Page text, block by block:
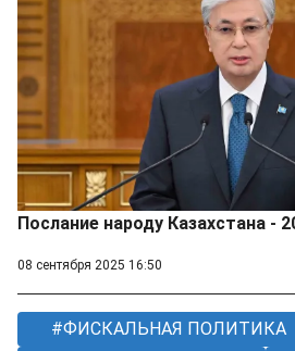
Послание народу Казахстана -
08 сентября 2025 16:50
ФИСКАЛЬНАЯ ПОЛИТИКА